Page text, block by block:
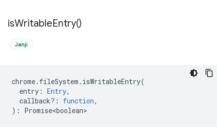
isWritableEntry()
Janji
chrome. fileSystem . isWritableEntry(
entry : Entry,
callback? : function,
) : Promise<boolean>